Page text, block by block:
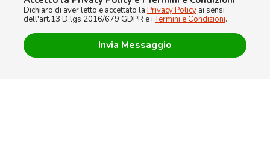
Dichiaro di aver letto e accettato la Privacy Policy ai sensi
dell'art.13 D.lgs 2016/679 GDPR e iTermini e Condizioni.